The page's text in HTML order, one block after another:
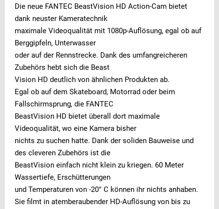
Die neue FANTEC BeastVision HD Action-Cam bietet
dank neuster Kameratechnik
maximale Videoqualität mit 1080p-Auflösung, egal ob auf
Berggipfeln, Unterwasser
oder auf der Rennstrecke. Dank des umfangreicheren
Zubehörs hebt sich die Beast
Vision HD deutlich von ähnlichen Produkten ab.
Egal ob auf dem Skateboard, Motorrad oder beim
Fallschirmsprung, die FANTEC
BeastVision HD bietet überall dort maximale
Videoqualität, wo eine Kamera bisher
nichts zu suchen hatte. Dank der soliden Bauweise und
des cleveren Zubehörs ist die
BeastVision einfach nicht klein zu kriegen. 60 Meter
Wassertiefe, Erschütterungen
und Temperaturen von -20° C können ihr nichts anhaben.
Sie filmt in atemberaubender HD-Auflösung von bis zu